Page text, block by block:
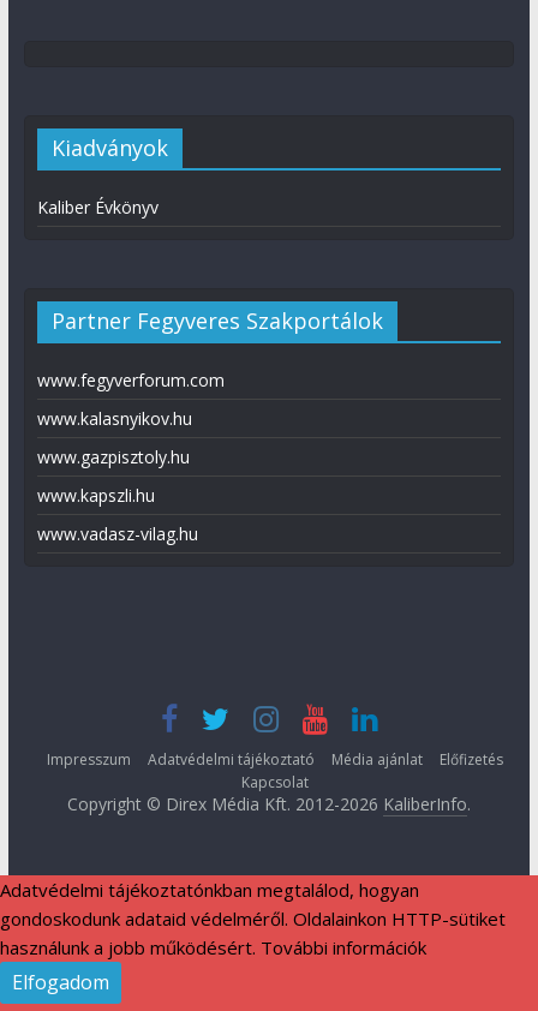
Kiadványok
Kaliber Évkönyv
Partner Fegyveres Szakportálok
www.fegyverforum.com
www.kalasnyikov.hu
www.gazpisztoly.hu
www.kapszli.hu
www.vadasz-vilag.hu
Impresszum Adatvédelmi tájékoztató Média ajánlat
Előfizetés
Kapcsolat
Copyright © Direx Média Kft. 2012-2026 KaliberInfo.
Adatvédelmi tájékoztatónkban megtalálod, hogyan
gondoskodunk adataid védelméről. Oldalainkon HTTP-sütiket
használunk a jobb működésért. További információk
Elfogadom